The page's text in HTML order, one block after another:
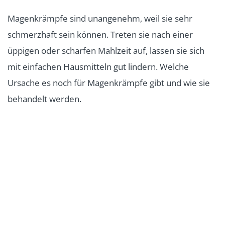
Magenkrämpfe sind unangenehm, weil sie sehr
schmerzhaft sein können. Treten sie nach einer
üppigen oder scharfen Mahlzeit auf, lassen sie sich
mit einfachen Hausmitteln gut lindern. Welche
Ursache es noch für Magenkrämpfe gibt und wie sie
behandelt werden.